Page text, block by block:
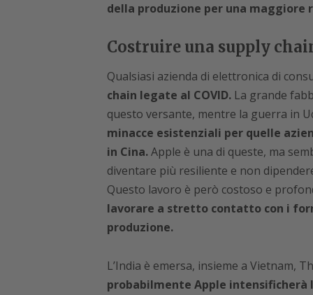
della produzione per una maggiore
Costruire una supply
Qualsiasi azienda di elettronica di
chain legate al COVID.La grande
questo versante, mentre la guerra in
minacce esistenziali per quelle
in Cina.Apple è una di queste, ma
diventare più resiliente e non
Questo lavoro è però costoso e
lavorare a stretto contatto con i
produzione.
L’India è emersa, insieme a Vietnam,
probabilmente Apple